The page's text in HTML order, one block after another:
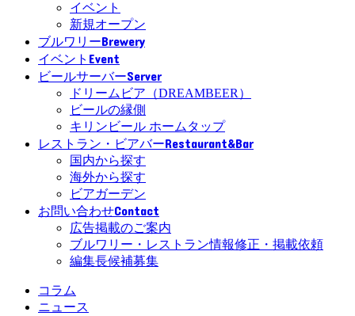
イベント
新規オープン
ブルワリーBrewery
イベント Event
ビールサーバーServer
ドリームビア（DREAMBEER）
ビールの縁側
キリンビール ホームタップ
レストラン・ビアバーRestaurant&Bar
国内から探す
海外から探す
ビアガーデン
お問い合わせContact
広告掲載のご案内
ブルワリー・レストラン情報修正・掲載依頼
編集長候補募集
コラム
ニュース